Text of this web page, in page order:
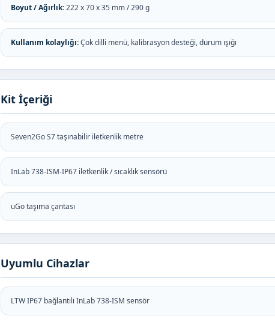
Boyut / Ağırlık:222 x 70 x 35 mm / 290 g
Kullanım kolaylığı:Çok dilli menü, kalibrasyon desteği, durum ışığı
Kit İçeriği
Seven2Go S7 taşınabilir iletkenlik metre
InLab 738-ISM-IP67 iletkenlik / sıcaklık sensörü
uGo taşıma çantası
Uyumlu Cihazlar
LTW IP67 bağlantılı InLab 738-ISM sensör